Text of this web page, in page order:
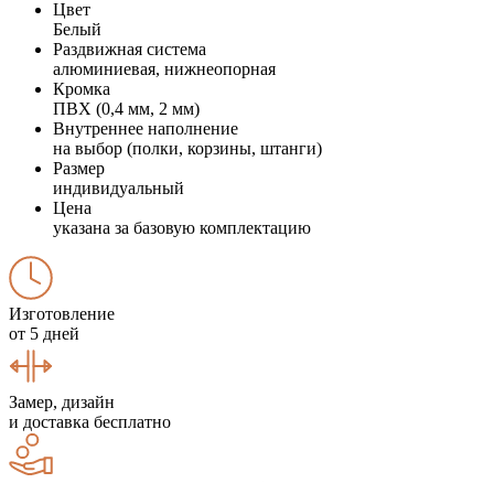
Цвет
Белый
Раздвижная система
алюминиевая, нижнеопорная
Кромка
ПВХ (0,4 мм, 2 мм)
Внутреннее наполнение
на выбор (полки, корзины, штанги)
Размер
индивидуальный
Цена
указана за базовую комплектацию
Изготовление
от 5 дней
Замер, дизайн
и доставка бесплатно